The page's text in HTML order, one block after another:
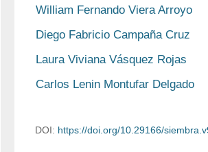
William Fernando Viera Arroyo
Diego Fabricio Campaña Cruz
Laura Viviana Vásquez Rojas
Carlos Lenin Montufar Delgado
DOI: https://doi.org/10.29166/